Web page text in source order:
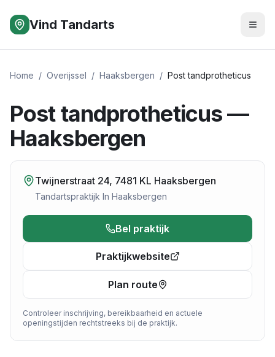
Vind Tandarts
Home / Overijssel / Haaksbergen / Post tandprotheticus
Post tandprotheticus —
Haaksbergen
Twijnerstraat 24, 7481 KL Haaksbergen
Tandartspraktijk In Haaksbergen
Bel praktijk
Praktijkwebsite
Plan route
Controleer inschrijving, bereikbaarheid en actuele
openingstijden rechtstreeks bij de praktijk.